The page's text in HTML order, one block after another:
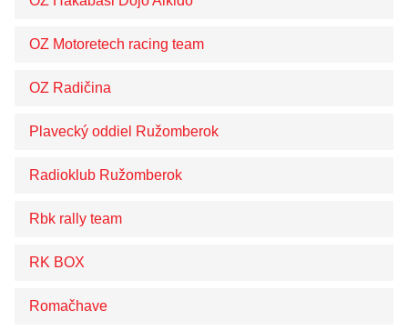
OZ Motoretech racing team
OZ Radičina
Plavecký oddiel Ružomberok
Radioklub Ružomberok
Rbk rally team
RK BOX
Romačhave